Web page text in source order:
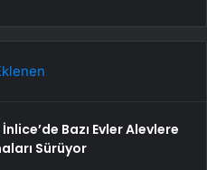
Bazı Evler Alevlere
Sürüyor